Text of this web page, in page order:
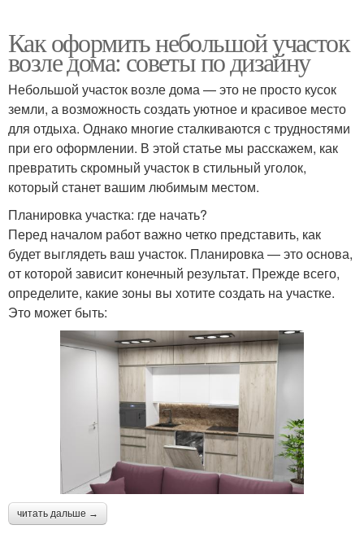
Как оформить небольшой участок
возле дома: советы по дизайну
Небольшой участок возле дома — это не просто кусок
земли, а возможность создать уютное и красивое место
для отдыха. Однако многие сталкиваются с трудностями
при его оформлении. В этой статье мы расскажем, как
превратить скромный участок в стильный уголок,
который станет вашим любимым местом.
Планировка участка: где начать?
Перед началом работ важно четко представить, как
будет выглядеть ваш участок. Планировка — это основа,
от которой зависит конечный результат. Прежде всего,
определите, какие зоны вы хотите создать на участке.
Это может быть:
читать дальше →